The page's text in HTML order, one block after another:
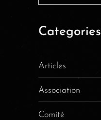
Categories
Articles
Association
Comité